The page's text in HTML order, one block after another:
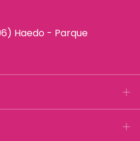
Haedo - Parque